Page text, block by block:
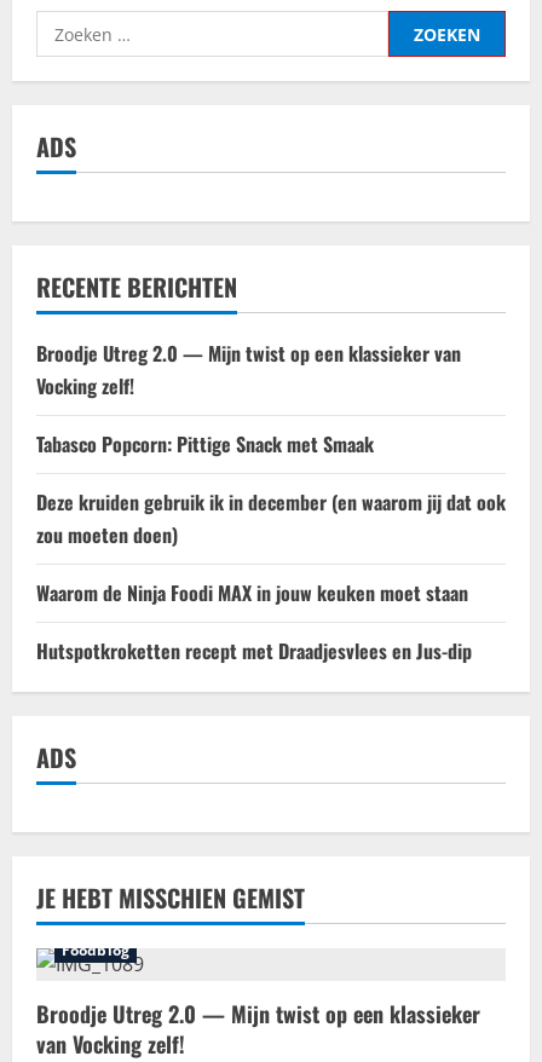
Zoeken
naar:
ADS
RECENTE BERICHTEN
Broodje Utreg 2.0 — Mijn twist op een klassieker van
Vocking zelf!
Tabasco Popcorn: Pittige Snack met Smaak
Deze kruiden gebruik ik in december (en waarom jij dat ook
zou moeten doen)
Waarom de Ninja Foodi MAX in jouw keuken moet staan
Hutspotkroketten recept met Draadjesvlees en Jus-dip
ADS
JE HEBT MISSCHIEN GEMIST
Foodblog
Broodje Utreg 2.0 — Mijn twist op een klassieker
van Vocking zelf!